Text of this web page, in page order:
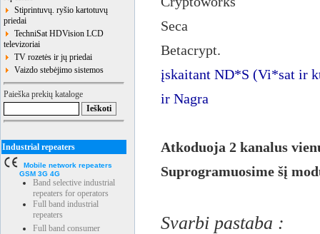
Stiprintuvų. ryšio kartotuvų
priedai
TechniSat HDVision LCD
televizoriai
TV rozetės ir jų priedai
Vaizdo stebėjimo sistemos
Paieška prekių kataloge
Industrial repeaters
Mobile network repeaters
GSM 3G 4G
Band selective industrial
repeaters for operators
Full band industrial
repeaters
Full band consumer
Seca
Betacrypt.
įskaitant ND*S (Vi*sat ir
ir Nagra
Atkoduoja 2 kanalus
Suprogramuosime šį
Svarbi pastaba :